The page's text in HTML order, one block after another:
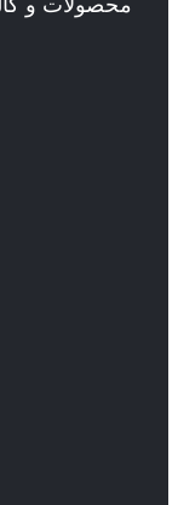
محصولات و